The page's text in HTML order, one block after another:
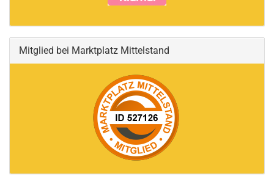
Mitglied bei Marktplatz Mittelstand